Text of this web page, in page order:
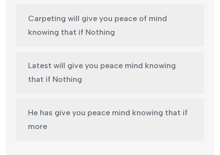
Carpeting will give you peace of mind
knowing that if Nothing
Latest will give you peace mind knowing
that if Nothing
He has give you peace mind knowing that if
more